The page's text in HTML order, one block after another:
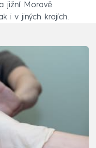
jižní Moravě
i v jiných krajích.